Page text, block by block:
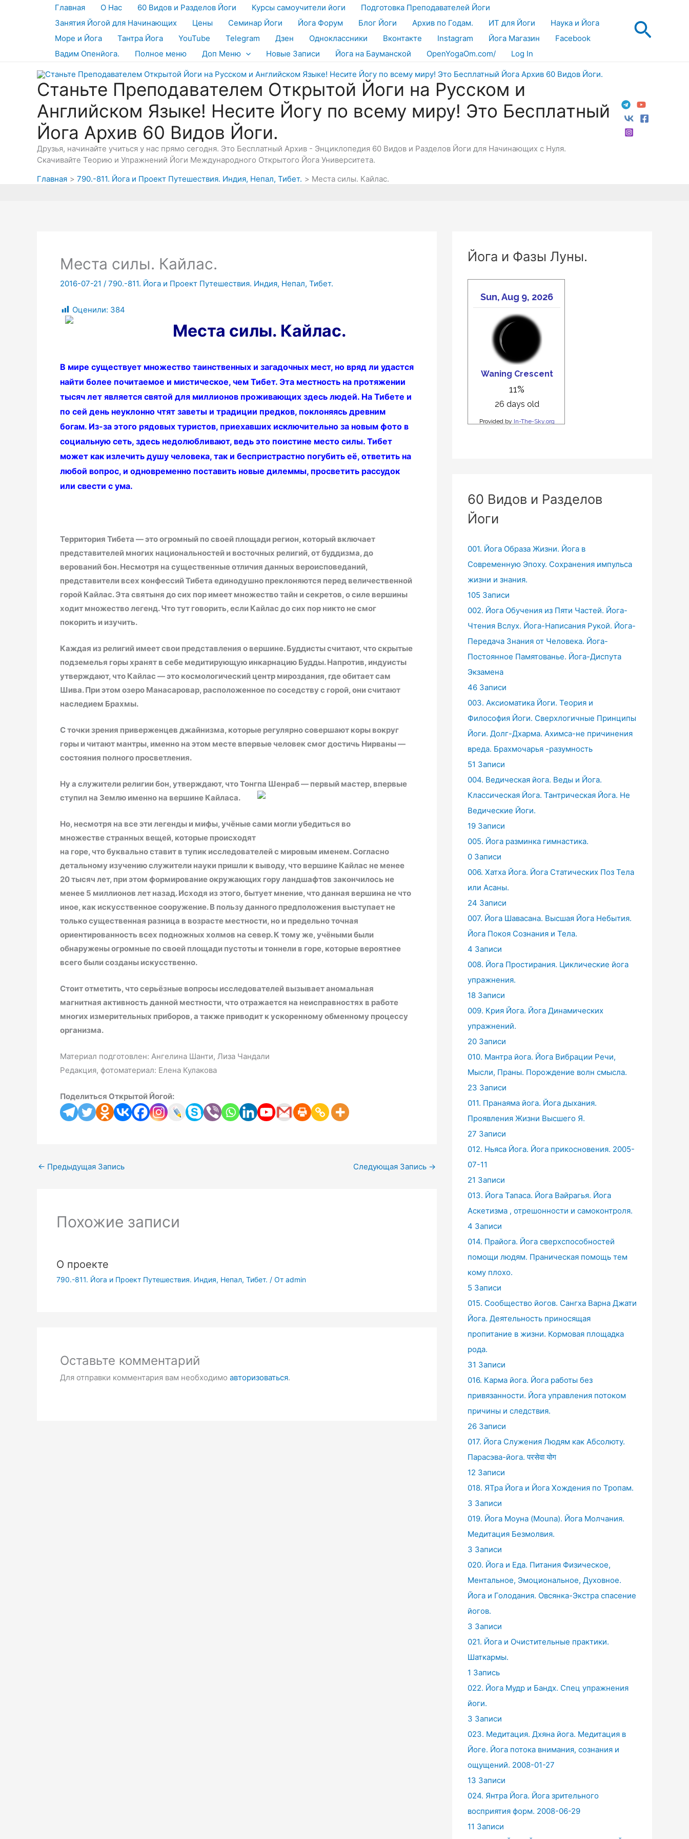
Главная О Нас 60 Видов и Разделов Йоги Курсы самоучители йоги
Подготовка Преподавателей Йоги
Занятия Йогой для Начинающих
Цены Семинар Йоги Йога Форум Блог Йоги Архив по Годам. ИТ для Йоги
Наука и Йога
Море и Йога
Тантра Йога YouTube Telegram Дзен Одноклассники Вконтакте Instagram Йога Магазин
Facebook
Вадим Опенйога.
Полное меню Доп Меню Новые Записи Йога на Бауманской OpenYogaOm.com/ Log In
Станьте Преподавателем Открытой Йоги на Русском и
Английском Языке! Несите Йогу по всему миру! Это Бесплатный
Йога Архив 60 Видов Йоги.
Друзья, начинайте учиться у нас прямо сегодня. Это Бесплатный Архив - Энциклопедия 60 Видов и Разделов Йоги для Начинающих с Нуля.
Скачивайте Теорию и Упражнений Йоги Международного Открытого Йога Университета.
Главная
790.-811. Йога и Проект Путешествия. Индия, Непал, Тибет. Места силы. Кайлас.
Места силы. Кайлас.
2016-07-21 / 790.-811. Йога и Проект Путешествия. Индия, Непал, Тибет.
Оценили: 384
Места силы. Кайлас.
В мире существует множество таинственных и загадочных мест, но вряд ли удастся
найти более почитаемое и мистическое, чем Тибет. Эта местность на протяжении
тысяч лет является святой для миллионов проживающих здесь людей. На Тибете и
по сей день неуклонно чтят заветы и традиции предков, поклоняясь древним
богам. Из-за этого рядовых туристов, приехавших исключительно за новым фото в
социальную сеть, здесь недолюбливают, ведь это поистине место силы. Тибет
может как излечить душу человека, так и беспристрастно погубить её, ответить на
любой вопрос, и одновременно поставить новые дилеммы, просветить рассудок
или свести с ума.
Территория Тибета — это огромный по своей площади регион, который включает
представителей многих национальностей и восточных религий, от буддизма, до
верований бон. Несмотря на существенные отличия данных вероисповеданий,
представители всех конфессий Тибета единодушно преклоняются перед величественной
горой Кайлас. Эта святыня до сих пор имеет множество тайн и секретов, о силе вершины
ходит множество легенд. Что тут говорить, если Кайлас до сих пор никто не смог
покорить и изучить.
Каждая из религий имеет свои представления о вершине. Буддисты считают, что скрытые
подземелья горы хранят в себе медитирующую инкарнацию Будды. Напротив, индуисты
утверждают, что Кайлас — это космологический центр мироздания, где обитает сам
Шива. При этом озеро Манасаровар, расположенное по соседству с горой, они считают
наследием Брахмы.
С точки зрения приверженцев джайнизма, которые регулярно совершают коры вокруг
горы и читают мантры, именно на этом месте впервые человек смог достичь Нирваны —
состояния полного просветления.
Ну а служители религии бон, утверждают, что Тонгпа Шенраб — первый мастер, впервые
ступил на Землю именно на вершине Кайласа.
Но, несмотря на все эти легенды и мифы, учёные сами могли убедиться во
множестве странных вещей, которые происходят
на горе, что буквально ставит в тупик исследователей с мировым именем. Согласно
детальному изучению служители науки пришли к выводу, что вершине Кайлас не менее
20 тысяч лет, при этом формирование окружающих гору ландшафтов закончилось не
менее 5 миллионов лет назад. Исходя из этого, бытует мнение, что данная вершина не что
иное, как искусственное сооружение. В пользу данного предположения выступает не
только существенная разница в возрасте местности, но и предельно точная
ориентированность всех подножных холмов на север. К тому же, учёными были
обнаружены огромные по своей площади пустоты и тоннели в горе, которые вероятнее
всего были созданы искусственно.
Стоит отметить, что серьёзные вопросы исследователей вызывает аномальная
магнитная активность данной местности, что отражается на неисправностях в работе
многих измерительных приборов, а также приводит к ускоренному обменному процессу
организма.
Материал подготовлен: Ангелина Шанти, Лиза Чандали
Редакция, фотоматериал: Елена Кулакова
Поделиться Открытой Йогой:
← Предыдущая Запись Следующая Запись →
Похожие записи
О проекте
790.-811. Йога и Проект Путешествия. Индия, Непал, Тибет. / От admin
Оставьте комментарий
Для отправки комментария вам необходимо авторизоваться.
Йога и Фазы Луны.
60 Видов и Разделов
Йоги
001. Йога Образа Жизни. Йога в
Современную Эпоху. Сохранения импульса
жизни и знания.
105 Записи
002. Йога Обучения из Пяти Частей. Йога-
Чтения Вслух. Йога-Написания Рукой. Йога-
Передача Знания от Человека. Йога-
Постоянное Памятованье. Йога-Диспута
Экзамена
46 Записи
003. Аксиоматика Йоги. Теория и
Философия Йоги. Сверхлогичные Принципы
Йоги. Долг-Дхарма. Ахимса-не причинения
вреда. Брахмочарья -разумность
51 Записи
004. Ведическая йога. Веды и Йога.
Классическая Йога. Тантрическая Йога. Не
Ведические Йоги.
19 Записи
005. Йога разминка гимнастика.
0 Записи
006. Хатха Йога. Йога Статических Поз Тела
или Асаны.
24 Записи
007. Йога Шавасана. Высшая Йога Небытия.
Йога Покоя Сознания и Тела.
4 Записи
008. Йога Простирания. Циклические йога
упражнения.
18 Записи
009. Крия Йога. Йога Динамических
упражнений.
20 Записи
010. Мантра йога. Йога Вибрации Речи,
Мысли, Праны. Порождение волн смысла.
23 Записи
011. Пранаяма йога. Йога дыхания.
Проявления Жизни Высшего Я.
27 Записи
012. Ньяса Йога. Йога прикосновения. 2005-
07-11
21 Записи
013. Йога Тапаса. Йога Вайрагья. Йога
Аскетизма , отрешонности и самоконтроля.
4 Записи
014. Прайога. Йога сверхспособностей
помощи людям. Праническая помощь тем
кому плохо.
5 Записи
015. Сообщество йогов. Сангха Варна Джати
Йога. Деятельность приносящая
пропитание в жизни. Кормовая площадка
рода.
31 Записи
016. Карма йога. Йога работы без
привязанности. Йога управления потоком
причины и следствия.
26 Записи
017. Йога Служения Людям как Абсолюту.
Парасэва-йога. परसेवा योग
12 Записи
018. ЯТра Йога и Йога Хождения по Тропам.
3 Записи
019. Йога Моуна (Mouna). Йога Молчания.
Медитация Безмолвия.
3 Записи
020. Йога и Еда. Питания Физическое,
Ментальное, Эмоциональное, Духовное.
Йога и Голодания. Овсянка-Экстра спасение
йогов.
3 Записи
021. Йога и Очистительные практики.
Шаткармы.
1 Запись
022. Йога Мудр и Бандх. Спец упражнения
йоги.
3 Записи
023. Медитация. Дхяна йога. Медитация в
Йоге. Йога потока внимания, сознания и
ощущений. 2008-01-27
13 Записи
024. Янтра Йога. Йога зрительного
восприятия форм. 2008-06-29
11 Записи